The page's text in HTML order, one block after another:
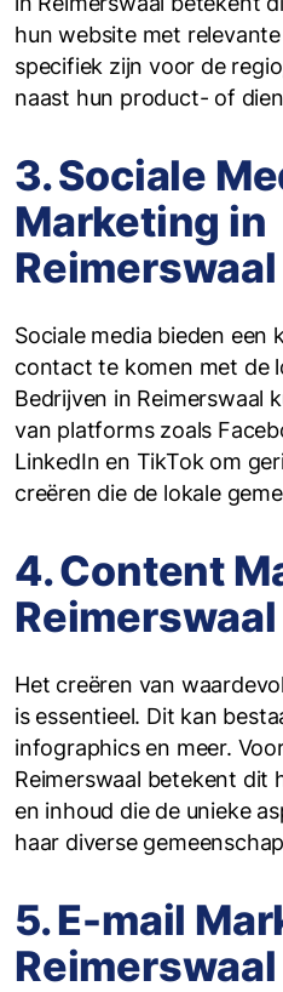
hun website met
specifiek zijn voor de
naast hun product- of
3. Sociale
Marketing in
Reimerswaal
Sociale media bieden
contact te komen met de
Bedrijven in Reimerswaal
van platforms zoals
LinkedIn en TikTok om
creëren die de lokale
4. Content
Reimerswaal
Het creëren van
is essentieel. Dit kan
infographics en meer.
Reimerswaal betekent dit
en inhoud die de unieke
haar diverse
5. E-mail
Reimerswaal